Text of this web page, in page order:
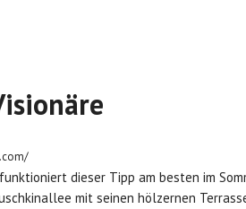
dieser Tipp am besten im
mit seinen hölzernen